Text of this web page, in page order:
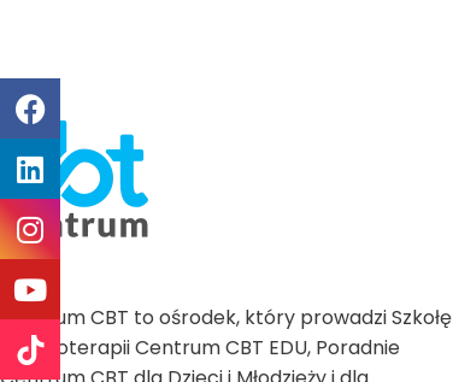
Centrum CBT to ośrodek, który prowadzi Szkołę
Psychoterapii Centrum CBT EDU, Poradnie